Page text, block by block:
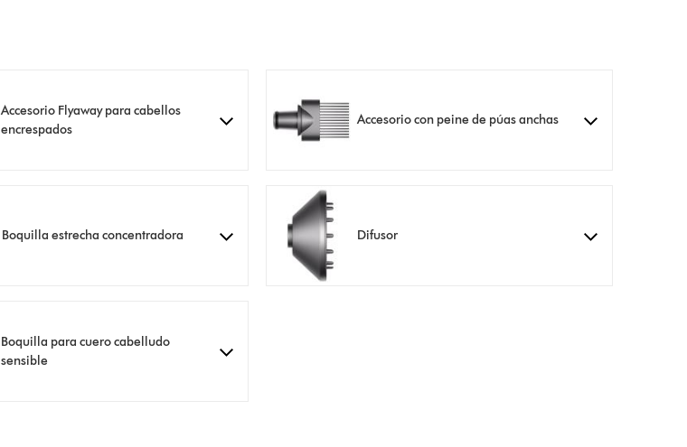
Accesorio Flyaway para cabellos
encrespados
Boquilla estrecha concentradora
Boquilla para cuero cabelludo
sensible
Accesorio con peine de púas anchas
Difusor